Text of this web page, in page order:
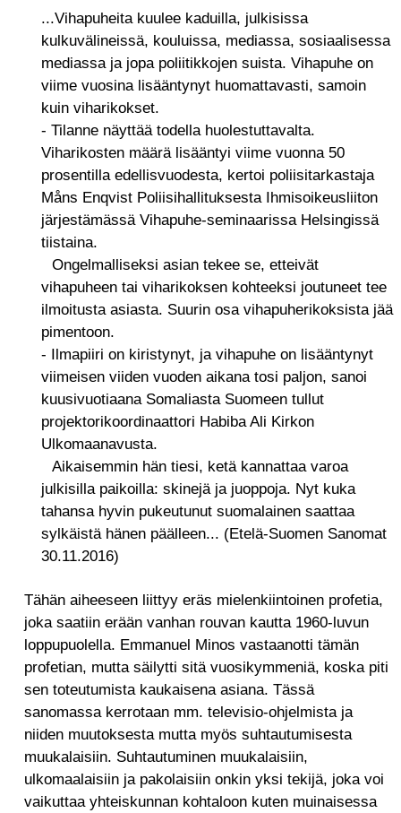
...Vihapuheita kuulee kaduilla, julkisissa
kulkuvälineissä, kouluissa, mediassa, sosiaalisessa
mediassa ja jopa poliitikkojen suista. Vihapuhe on
viime vuosina lisääntynyt huomattavasti, samoin
kuin viharikokset.
- Tilanne näyttää todella huolestuttavalta.
Viharikosten määrä lisääntyi viime vuonna 50
prosentilla edellisvuodesta, kertoi poliisitarkastaja
Måns Enqvist Poliisihallituksesta Ihmisoikeusliiton
järjestämässä Vihapuhe-seminaarissa Helsingissä
tiistaina.
Ongelmalliseksi asian tekee se, etteivät
vihapuheen tai viharikoksen kohteeksi joutuneet tee
ilmoitusta asiasta. Suurin osa vihapuherikoksista jää
pimentoon.
- Ilmapiiri on kiristynyt, ja vihapuhe on lisääntynyt
viimeisen viiden vuoden aikana tosi paljon, sanoi
kuusivuotiaana Somaliasta Suomeen tullut
projektorikoordinaattori Habiba Ali Kirkon
Ulkomaanavusta.
Aikaisemmin hän tiesi, ketä kannattaa varoa
julkisilla paikoilla: skinejä ja juoppoja. Nyt kuka
tahansa hyvin pukeutunut suomalainen saattaa
sylkäistä hänen päälleen... (Etelä-Suomen Sanomat
30.11.2016)
Tähän aiheeseen liittyy eräs mielenkiintoinen profetia,
joka saatiin erään vanhan rouvan kautta 1960-luvun
loppupuolella. Emmanuel Minos vastaanotti tämän
profetian, mutta säilytti sitä vuosikymmeniä, koska piti
sen toteutumista kaukaisena asiana. Tässä
sanomassa kerrotaan mm. televisio-ohjelmista ja
niiden muutoksesta mutta myös suhtautumisesta
muukalaisiin. Suhtautuminen muukalaisiin,
ulkomaalaisiin ja pakolaisiin onkin yksi tekijä, joka voi
vaikuttaa yhteiskunnan kohtaloon kuten muinaisessa